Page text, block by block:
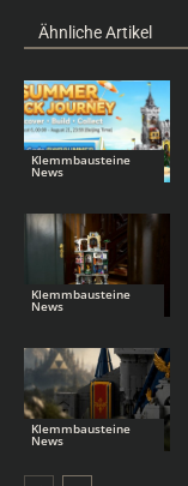
Ähnliche Artikel
Klemmbausteine
News
Klemmbausteine
News
Klemmbausteine
News